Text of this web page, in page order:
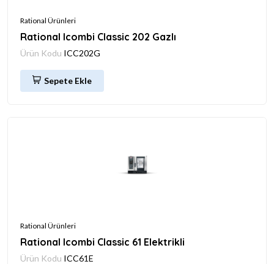
Rational Ürünleri
Rational Icombi Classic 202 Gazlı
Ürün Kodu ICC202G
Sepete Ekle
Rational Ürünleri
Rational Icombi Classic 61 Elektrikli
Ürün Kodu ICC61E